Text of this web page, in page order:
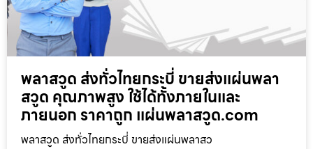
พลาสวูด ส่งทั่วไทยกระบี่ ขายส่งแผ่นพลา
สวูด คุณภาพสูง ใช้ได้ทั้งภายในและ
ภายนอก ราคาถูก แผ่นพลาสวูด.com
พลาสวูด ส่งทั่วไทยกระบี่ ขายส่งแผ่นพลาสว